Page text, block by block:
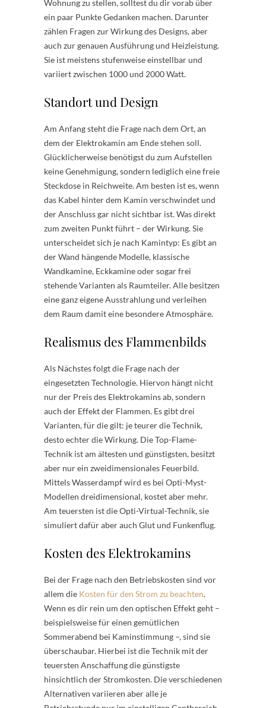
Wohnung zu stellen, solltest du dir vorab über
ein paar Punkte Gedanken machen. Darunter
zählen Fragen zur Wirkung des Designs, aber
auch zur genauen Ausführung und Heizleistung.
Sie ist meistens stufenweise einstellbar und
variiert zwischen 1000 und 2000 Watt.
Standort und Design
Am Anfang steht die Frage nach dem Ort, an
dem der Elektrokamin am Ende stehen soll.
Glücklicherweise benötigst du zum Aufstellen
keine Genehmigung, sondern lediglich eine freie
Steckdose in Reichweite. Am besten ist es, wenn
das Kabel hinter dem Kamin verschwindet und
der Anschluss gar nicht sichtbar ist. Was direkt
zum zweiten Punkt führt – der Wirkung. Sie
unterscheidet sich je nach Kamintyp: Es gibt an
der Wand hängende Modelle, klassische
Wandkamine, Eckkamine oder sogar frei
stehende Varianten als Raumteiler. Alle besitzen
eine ganz eigene Ausstrahlung und verleihen
dem Raum damit eine besondere Atmosphäre.
Realismus des Flammenbilds
Als Nächstes folgt die Frage nach der
eingesetzten Technologie. Hiervon hängt nicht
nur der Preis des Elektrokamins ab, sondern
auch der Effekt der Flammen. Es gibt drei
Varianten, für die gilt: je teurer die Technik,
desto echter die Wirkung. Die Top-Flame-
Technik ist am ältesten und günstigsten, besitzt
aber nur ein zweidimensionales Feuerbild.
Mittels Wasserdampf wird es bei Opti-Myst-
Modellen dreidimensional, kostet aber mehr.
Am teuersten ist die Opti-Virtual-Technik, sie
simuliert dafür aber auch Glut und Funkenflug.
Kosten des Elektrokamins
Bei der Frage nach den Betriebskosten sind vor
allem die Kosten für den Strom zu beachten.
Wenn es dir rein um den optischen Effekt geht –
beispielsweise für einen gemütlichen
Sommerabend bei Kaminstimmung –, sind sie
überschaubar. Hierbei ist die Technik mit der
teuersten Anschaffung die günstigste
hinsichtlich der Stromkosten. Die verschiedenen
Alternativen variieren aber alle je